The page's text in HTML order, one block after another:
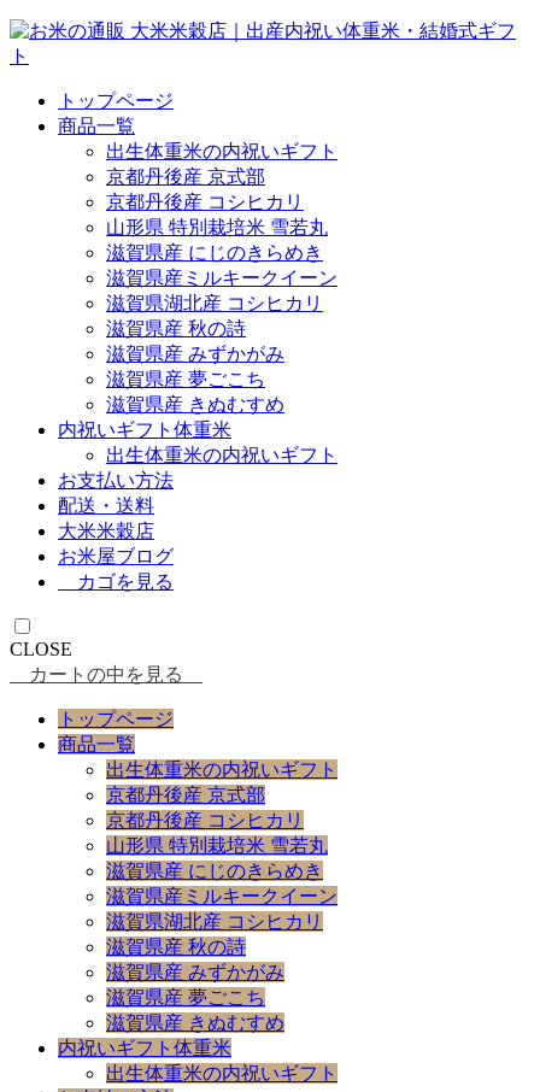
トップページ
商品一覧
出生体重米の内祝いギフト
京都丹後産 京式部
京都丹後産 コシヒカリ
山形県 特別栽培米 雪若丸
滋賀県産 にじのきらめき
滋賀県産ミルキークイーン
滋賀県湖北産 コシヒカリ
滋賀県産 秋の詩
滋賀県産 みずかがみ
滋賀県産 夢ごこち
滋賀県産 きぬむすめ
内祝いギフト体重米
出生体重米の内祝いギフト
お支払い方法
配送・送料
大米米穀店
お米屋ブログ
カゴを見る
CLOSE
カートの中を見る
トップページ
商品一覧
出生体重米の内祝いギフト
京都丹後産 京式部
京都丹後産 コシヒカリ
山形県 特別栽培米 雪若丸
滋賀県産 にじのきらめき
滋賀県産ミルキークイーン
滋賀県湖北産 コシヒカリ
滋賀県産 秋の詩
滋賀県産 みずかがみ
滋賀県産 夢ごこち
滋賀県産 きぬむすめ
内祝いギフト体重米
出生体重米の内祝いギフト